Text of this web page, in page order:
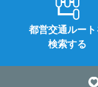
都営交通ルート
検索する